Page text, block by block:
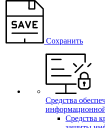
Сохранить
Средства
Средства